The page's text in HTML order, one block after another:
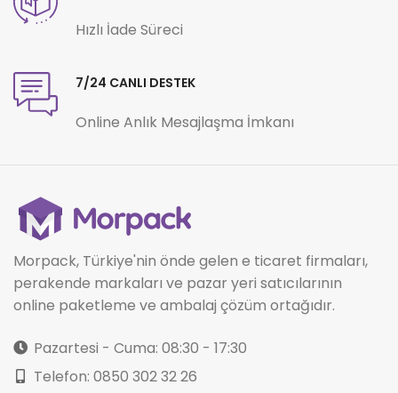
Hızlı İade Süreci
7/24 CANLI DESTEK
Online Anlık Mesajlaşma İmkanı
Morpack, Türkiye'nin önde gelen e ticaret firmaları,
perakende markaları ve pazar yeri satıcılarının
online paketleme ve ambalaj çözüm ortağıdır.
Pazartesi - Cuma: 08:30 - 17:30
Telefon: 0850 302 32 26